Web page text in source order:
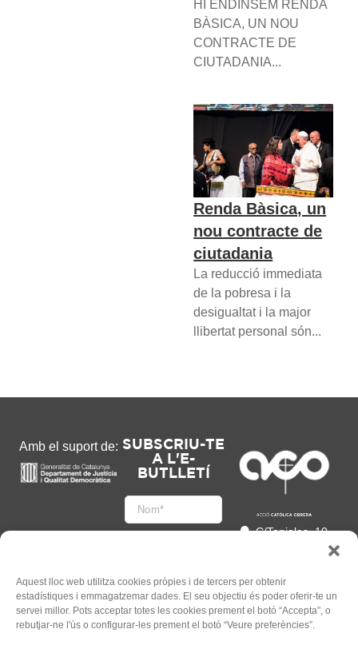
Aquest lloc web utilitza cookies pròpies i de tercers per obtenir
estadístiques i emmagatzemar dades. El seu objectiu és poder oferir-te un
servei millor. Pots acceptar totes les cookies prement el botó “Accepta”, o
rebutjar-ne l'ús o configurar-les prement el botó “Veure preferències”.
HI ENDINSEM RENDA
BÀSICA, UN NOU
CONTRACTE DE
CIUTADANIA...
Renda Bàsica, un
nou contracte de
ciutadania
La reducció immediata
de la pobresa i la
desigualtat i la major
llibertat personal són...
Amb el suport de: SUBSCRIU-TE
A L'E-
BUTLLETÍ
Accepto
l'Informació legal
C/Tapioles, 10
93 505 86 86
hola@acocat.org